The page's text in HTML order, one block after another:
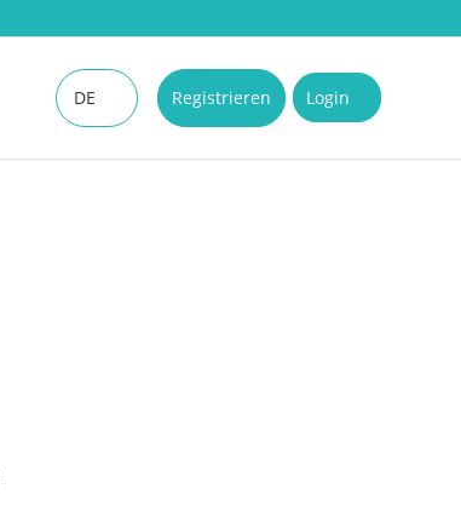
Registrieren Login
DE